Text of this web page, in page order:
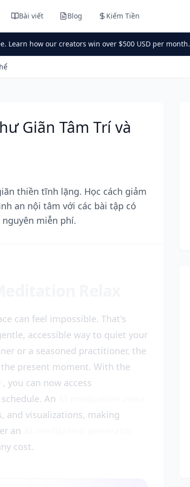
Bài viết Blog Kiếm Tiền
Learn how our creators win over $500 USD per month.
Giãn Tâm Trí và
thiền tĩnh lặng. Học cách giảm
an nội tâm với các bài tập có
miễn phí.
can feel impossible. That's
accessible way to quiet your
or a seasoned practitioner, the
present moment. With the
, you can now access
An
and visualizations, making
an
cost.